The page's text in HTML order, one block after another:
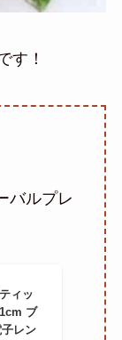
す！
バルプレ
ィッ
ブ
レン